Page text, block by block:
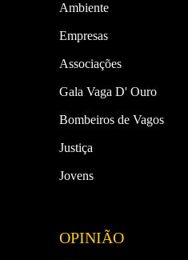
Ambiente
Empresas
Associações
Gala Vaga D' Ouro
Bombeiros de Vagos
Justiça
Jovens
OPINIÃO